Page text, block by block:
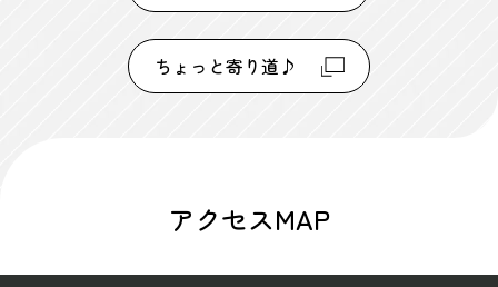
ちょっと寄り道♪
アクセスMAP